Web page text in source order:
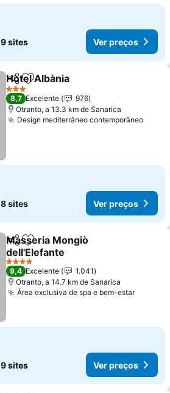
9 sites Ver preços
PartilharAdicionar aos favoritos
Hotel Albània
3 Estrelas
8,7 Excelente
976
Otranto, a 13.3 km de Sanarica
Design mediterrâneo contemporâneoVer
8 sites Ver preços
PartilharAdicionar aos favoritos
Masseria Mongiò
dell'Elefante
Ver preços
4 Estrelas
9,4 Excelente
1.041
Otranto, a 14.7 km de Sanarica
Área exclusiva de spa e bem-estarVer
9 sites Ver preços